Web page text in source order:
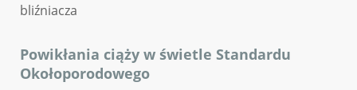
bliźniacza
Powikłania ciąży w świetle Standardu
Okołoporodowego